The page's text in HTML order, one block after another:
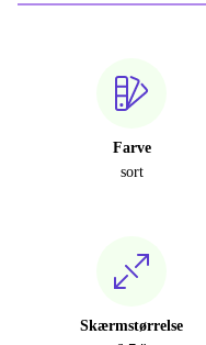
Farve
sort
Skærmstørrelse